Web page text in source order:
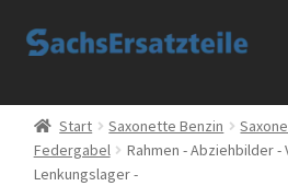
Zur
Zum
Start
AGB
Start Saxonette Benzin
Federgabel
Rahmen - Abziehbilder -
Lenkungslager -